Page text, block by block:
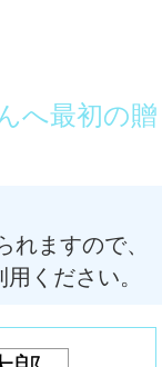
へ最初の贈
れますので、
ください。